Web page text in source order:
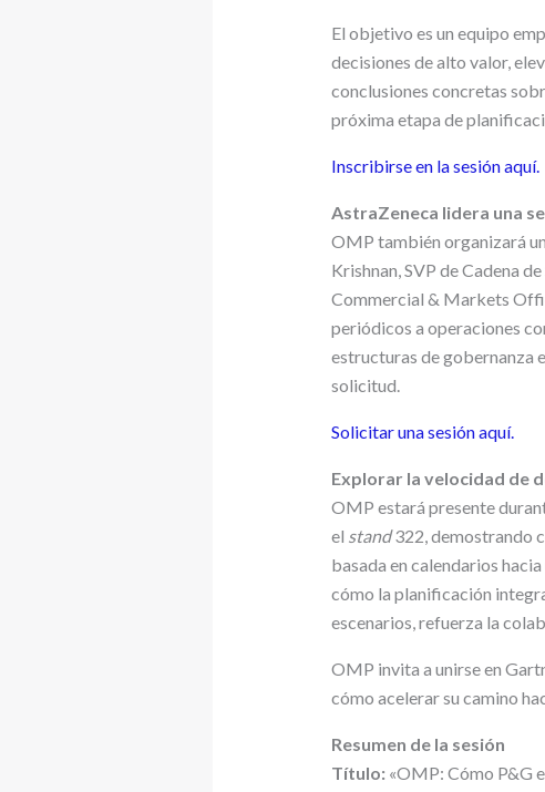
El objetivo es un equipo
decisiones de alto valor,
conclusiones concretas
próxima etapa de
Inscribirse en la sesión aquí.
AstraZeneca lidera una
OMP también organizará
Krishnan, SVP de Cadena
Commercial & Markets
periódicos a operaciones
estructuras de gobernanza
solicitud.
Solicitar una sesión aquí.
Explorar la velocidad de
OMP estará presente
el stand322, demostrando
basada en calendarios
cómo la planificación
escenarios, refuerza la
OMP invita a unirse en
cómo acelerar su camino
Resumen de la sesión
Título: «OMP: Cómo P&G